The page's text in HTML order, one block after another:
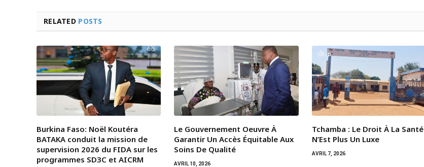
RELATED POSTS
Burkina Faso: Noël Koutéra
BATAKA conduit la mission de
supervision 2026 du FIDA sur les
programmes SD3C et AICRM
Le Gouvernement Oeuvre À
Garantir Un Accès Équitable Aux
Soins De Qualité
AVRIL 10, 2026
Tchamba : Le Droit À La Santé
N’Est Plus Un Luxe
AVRIL 7, 2026